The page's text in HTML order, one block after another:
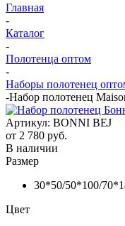
Главная
-
Каталог
-
Полотенца оптом
-
Наборы полотенец
-Набор полотенец
Артикул: BONNI BEJ
от 2 780 руб.
В наличии
Размер
30*50/50*100/
Цвет